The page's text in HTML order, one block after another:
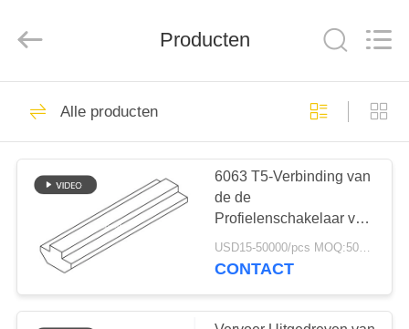
HUIS
PRODUCTEN
ONGEVEER
ONS
FABRIEKSREIS
Ltd..
ss staalplaat
33
Producten
Alle producten
6063 T5-Verbinding van
de de
Profielenschakelaar van
de Aluminiumuitdrijving
8 - 8 - 40
USD15-50000/pcs MOQ:500kg
CONTACT